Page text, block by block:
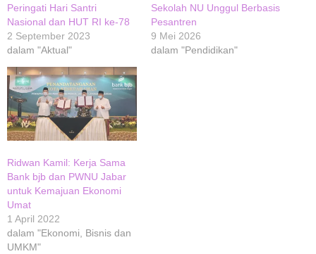
Peringati Hari Santri
Nasional dan HUT RI ke-78
2 September 2023
dalam "Aktual"
Sekolah NU Unggul Berbasis
Pesantren
9 Mei 2026
dalam "Pendidikan"
Ridwan Kamil: Kerja Sama
Bank bjb dan PWNU Jabar
untuk Kemajuan Ekonomi
Umat
1 April 2022
dalam "Ekonomi, Bisnis dan
UMKM"